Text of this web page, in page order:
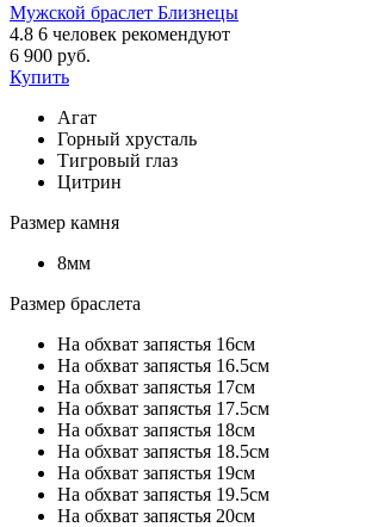
Мужской браслет Близнецы
4.8 6 человек рекомендуют
6 900 руб.
Купить
Агат
Горный хрусталь
Тигровый глаз
Цитрин
Размер камня
8мм
Размер браслета
На обхват запястья 16см
На обхват запястья 16.5см
На обхват запястья 17см
На обхват запястья 17.5см
На обхват запястья 18см
На обхват запястья 18.5см
На обхват запястья 19см
На обхват запястья 19.5см
На обхват запястья 20см